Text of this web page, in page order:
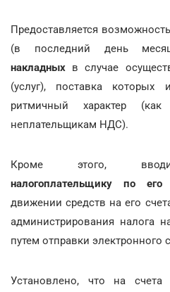
Предоставляется
(в последний день
накладных в случае
(услуг), поставка
ритмичный характер
неплательщикам НДС).
Кроме этого,
налогоплательщику по
движении средств на его
администрирования налога
путем отправки электронного
Установлено, что на счета